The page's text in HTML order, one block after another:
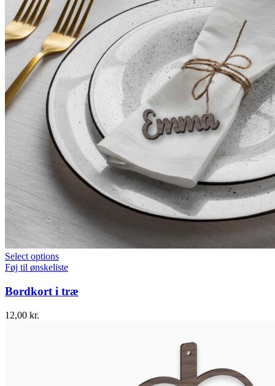
Select options
Føj til ønskeliste
Bordkort i træ
12,00 kr.